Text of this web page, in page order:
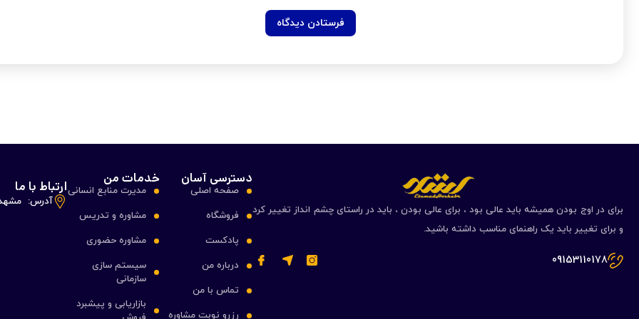
برای در اوج بودن همیشه باید عالی بود ، برای عالی بودن ، باید در راستای چشم انداز تغییر کرد
و برای تغییر باید یک راهنمای مناسب داشته باشید.
09153110178
دسترسی آسان
صفحه اصلی
فروشگاه
پادکست
درباره من
تماس با من
رزرو نوبت مشاوره
خدمات من
مدیرت منابع انسانی
مشاوره و تدریس
مشاوره حضوری
سیستم سازی
سازمانی
بازاریابی و پیشبرد
ارتباط با ما
آدرس: